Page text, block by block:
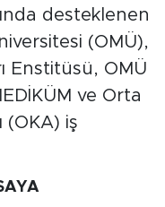
desteklenen
(OMÜ),
Enstitüsü, OMÜ
ve Orta
(OKA) iş